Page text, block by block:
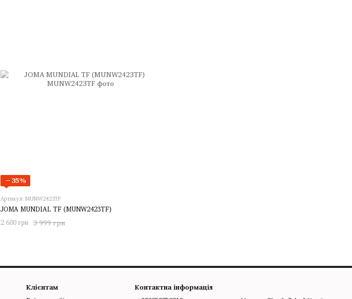
−35%
Артикул: MUNW2423TF
JOMA MUNDIAL TF (MUNW2423TF)
3 999 грн
2 600 грн
Клієнтам Контактна інформація